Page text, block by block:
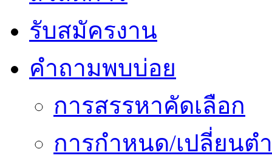
รับสมัครงาน
คำถามพบบ่อย
การสรรหาคัดเลือก
การกำหนด/เปลี่ยนต